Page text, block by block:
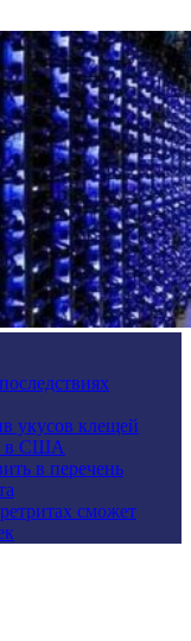
укусов клещей
в США
в перечень
сможет